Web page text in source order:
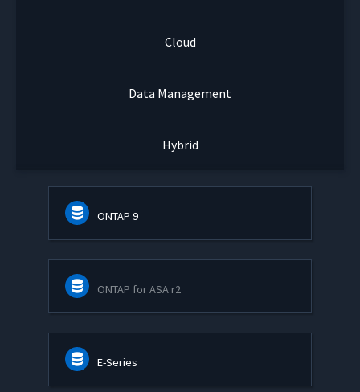
Cloud
Data Management
Hybrid
ONTAP 9
ONTAP for ASA r2
E-Series